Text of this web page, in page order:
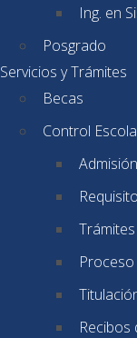
Ing. en
Posgrado
Servicios y Trámites
Becas
Control
Admisión
Trámites
Recibos